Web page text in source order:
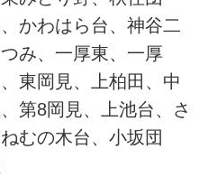
かわはら台、神谷二
み、一厚東、一厚
東岡見、上柏田、中
第8岡見、上池台、さ
むの木台、小坂団